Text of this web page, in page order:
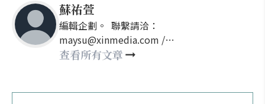
蘇祐萱
編輯企劃。 聯繫請洽：
maysu@xinmedia.com /
may860527@gmail.com
查看所有文章